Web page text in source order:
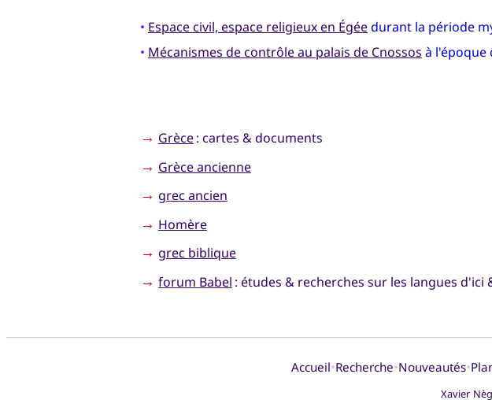
• Espace civil, espace religieux en Égéedurant la période
• Mécanismes de contrôle au palais de Cnossos à l'époque
→ Grèce: cartes & documents
→ Grèce ancienne
→ grec ancien
→ Homère
→ grec biblique
→ forum Babel : études & recherches sur les langues d'ici
Accueil•Recherche•Nouveautés•
Xavier